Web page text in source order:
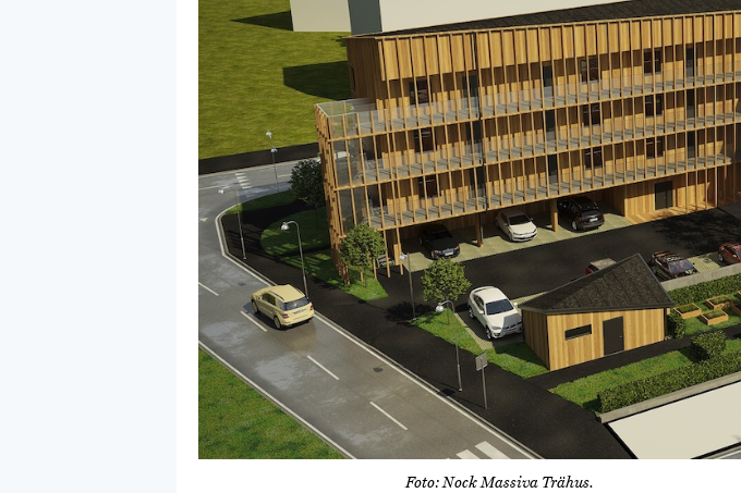
Foto: Nock Massiva Trähus.